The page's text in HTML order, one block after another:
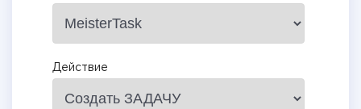
Действие